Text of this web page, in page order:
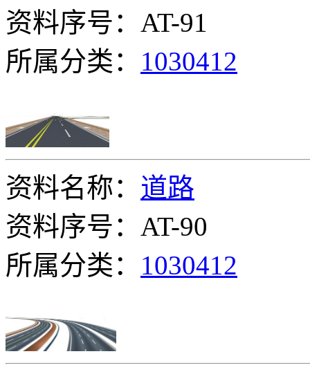
资料序号：AT-91
所属分类： 1030412
资料名称： 道路
资料序号：AT-90
所属分类： 1030412